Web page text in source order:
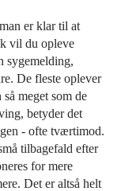
er klar til at
vil du opleve
sygemelding,
De fleste oplever
meget som de
betyder det
- ofte tværtimod.
tilbagefald efter
for mere
Det er altså helt